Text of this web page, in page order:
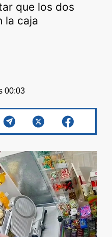
que los dos
la caja
00:03